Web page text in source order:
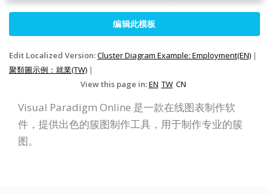
编辑此模板
Edit Localized Version:Cluster Diagram Example: Employment(EN) |
聚類圖示例：就業(TW) |
View this page in:EN TW CN
Visual Paradigm Online 是一款在线图表制作软
件，提供出色的簇图制作工具，用于制作专业的簇
图。